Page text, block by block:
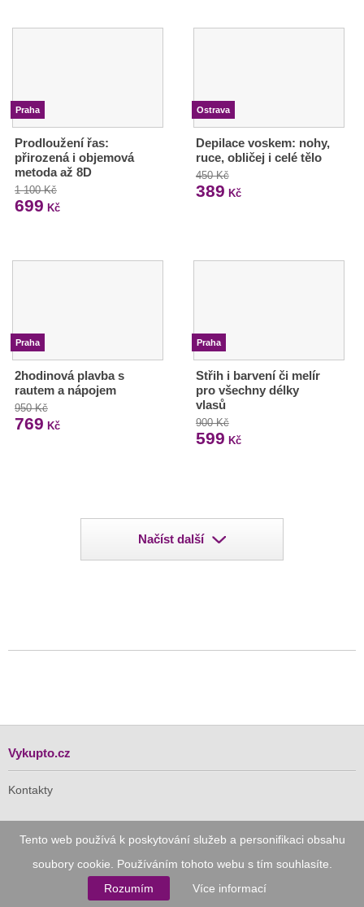
Tento web používá k poskytování služeb a personifikaci obsahu
soubory cookie. Používáním tohoto webu s tím souhlasíte.
Rozumím
Více informací
Praha
Prodloužení řas:
přirozená i objemová
metoda až 8D
1 100 Kč
699 Kč
Ostrava
Depilace voskem: nohy,
ruce, obličej i celé tělo
450 Kč
389 Kč
Praha
2hodinová plavba s
rautem a nápojem
950 Kč
769 Kč
Praha
Střih i barvení či melír
pro všechny délky
vlasů
900 Kč
599 Kč
Načíst další
Vykupto.cz
Kontakty
Pro Vás
Vykupto na Facebooku